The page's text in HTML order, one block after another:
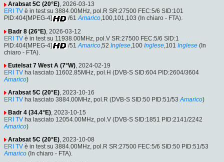
Arabsat 5C (20°E), 2026-03-13
ERI TV è in test su 3884.00MHz, pol.R SR:27500 FEC:5/6 SID:101
PID:404[MPEG-4]
/61 Amarico,100,101,103 (In chiaro - FTA).
Badr 8 (26°E) , 2026-03-12
ERI TV è in test su 11938.00MHz, pol.V SR:27500 FEC:5/6 SID:1
PID:404[MPEG-4]
/51 Amarico ,52 Inglese ,100 Inglese ,101 Inglese (In
chiaro - FTA).
Eutelsat 7 West A (7°W), 2024-02-19
ERI TV ha lasciato 11602.85MHz, pol.H (DVB-S SID:604 PID:2604/3604
Amarico)
Arabsat 5C (20°E), 2023-10-16
ERI TV ha lasciato 3884.00MHz, pol.R (DVB-S SID:50 PID:51/53 Amarico)
Badr 4 (34.4°E), 2023-10-15
ERI TV ha lasciato 12054.00MHz, pol.V (DVB-S SID:1851 PID:2141/2242
Amarico)
Arabsat 5C (20°E), 2023-10-08
ERI TV è in test su 3884.00MHz, pol.R SR:27500 FEC:5/6 SID:50 PID:51/53
Amarico (In chiaro - FTA).